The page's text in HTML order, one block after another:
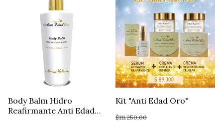
Body Balm Hidro
Reafirmante Anti Edad
Kit "Anti Edad Oro"
$111.250,00